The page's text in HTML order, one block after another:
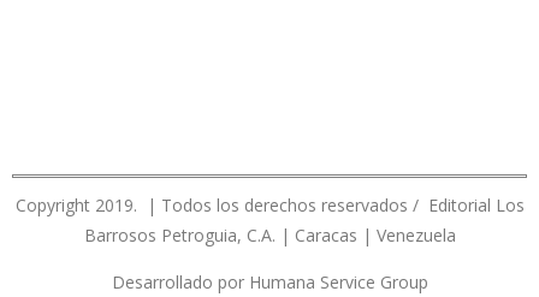
Copyright 2019. | Todos los derechos reservados / Editorial Los
Barrosos Petroguia, C.A. | Caracas | Venezuela
Desarrollado por Humana Service Group